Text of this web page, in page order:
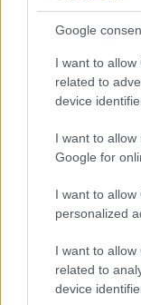
Google
I want to
related to
device
I want to
Google for
I want to
personalized
I want to
related to
device
A 70-es évek
hasonlóan,
hogy középen
frufrut vágatsz,
rendetlenül
elvonva a
fixáld a kapott
Ovális